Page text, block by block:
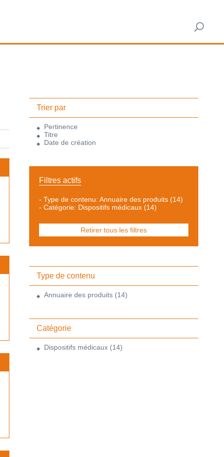
Trier par
Pertinence
Titre
Date de création
Filtres actifs
- Type de contenu: Annuaire des produits (14)
- Catégorie: Dispositifs médicaux (14)
Retirer tous les filtres
Type de contenu
Annuaire des produits (14)
Catégorie
Dispositifs médicaux (14)